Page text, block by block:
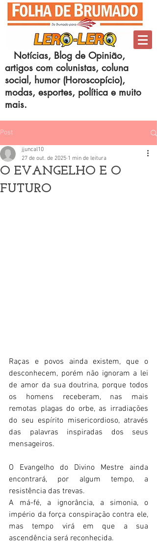
Notícias, Blog de Opinião,
artigos com colunistas, coluna
social, humor (Horoscopício),
modas, esportes, política e muito
mais.
Post
O EVANGELHO E O
FUTURO
jjuncal10
27 de out. de 2025 1 min de leitura
Raças e povos ainda existem, que o
desconhecem, porém não ignoram a lei
de amor da sua doutrina, porque todos
os homens receberam, nas mais
remotas plagas do orbe, as irradiações
do seu espírito misericordioso, através
das palavras inspiradas dos seus
mensageiros.
O Evangelho do Divino Mestre ainda
encontrará, por algum tempo, a
resistência das trevas.
A má-fé, a ignorância, a simonia, o
império da força conspiração contra ele,
mas tempo virá em que a sua
ascendência será reconhecida.